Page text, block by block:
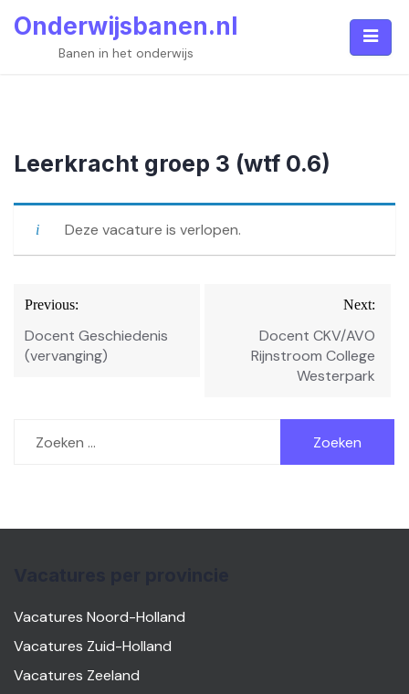
Onderwijsbanen.nl
Banen in het onderwijs
Leerkracht groep 3 (wtf 0.6)
Deze vacature is verlopen.
Bericht
navigatie
Previous:
Docent Geschiedenis
(vervanging)
Next:
Docent CKV/AVO
Rijnstroom College
Westerpark
naar:
Vacatures Noord-Holland
Vacatures Zuid-Holland
Vacatures Zeeland